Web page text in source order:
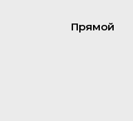
Прямой